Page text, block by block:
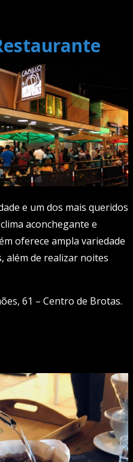
e um dos mais queridos
aconchegante e
oferece ampla variedade
além de realizar noites
61 – Centro de Brotas.